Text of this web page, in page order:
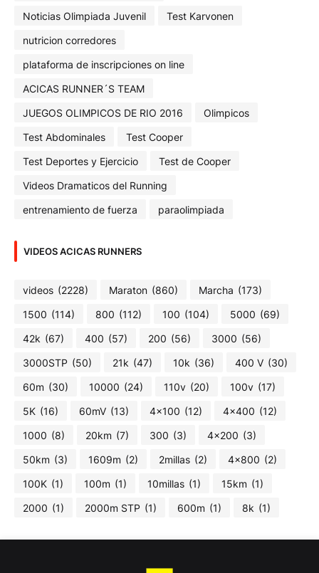
Noticias Olimpiada Juvenil
Test Karvonen
nutricion corredores
plataforma de inscripciones on line
ACICAS RUNNER´S TEAM
JUEGOS OLIMPICOS DE RIO 2016
Olimpicos
Test Abdominales
Test Cooper
Test Deportes y Ejercicio
Test de Cooper
Videos Dramaticos del Running
entrenamiento de fuerza
paraolimpiada
VIDEOS ACICAS RUNNERS
videos (2228) Maraton (860) Marcha (173)
1500 (114) 800 (112) 100 (104) 5000 (69)
42k (67) 400 (57) 200 (56) 3000 (56)
3000STP (50) 21k (47) 10k (36) 400 V (30)
60m (30) 10000 (24) 110v (20) 100v (17)
5K (16) 60mV (13) 4x100 (12) 4x400 (12)
1000 (8) 20km (7) 300 (3) 4x200 (3)
50km (3) 1609m (2) 2millas (2) 4x800 (2)
100K (1) 100m (1) 10millas (1) 15km (1)
2000 (1) 2000m STP (1) 600m (1) 8k (1)